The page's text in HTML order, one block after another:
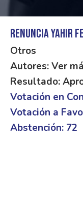
Renuncia Yahir
Otros
Autores: Ver
Resultado:
Votación en
Votación a
Abstención: 72